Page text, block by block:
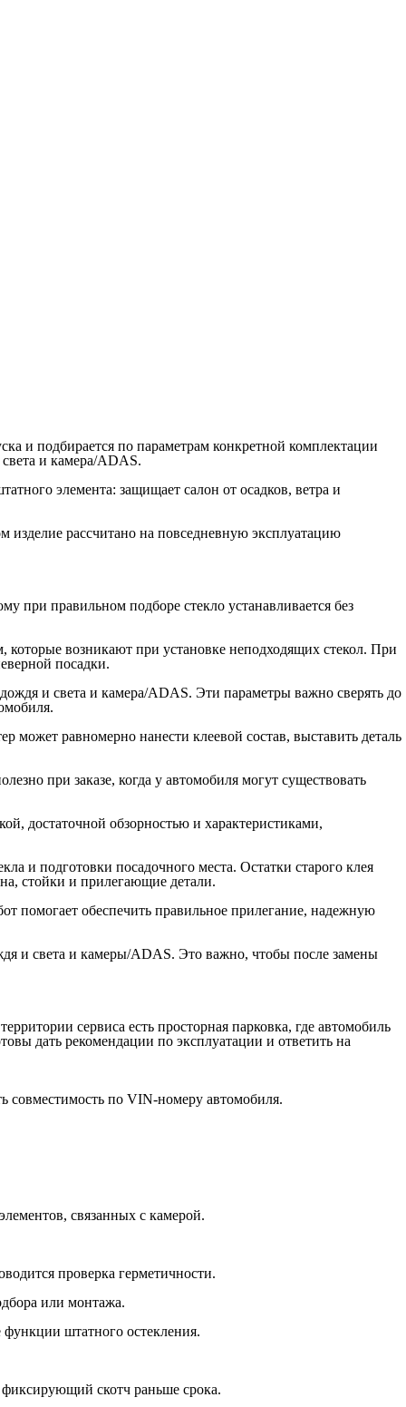
и подбирается по параметрам конкретной комплектации
и камера/ADAS.
элемента: защищает салон от осадков, ветра и
изделие рассчитано на повседневную эксплуатацию
при правильном подборе стекло устанавливается без
которые возникают при установке неподходящих стекол. При
посадки.
и света и камера/ADAS. Эти параметры важно сверять до
равномерно нанести клеевой состав, выставить деталь
при заказе, когда у автомобиля могут существовать
достаточной обзорностью и характеристиками,
и подготовки посадочного места. Остатки старого клея
стойки и прилегающие детали.
помогает обеспечить правильное прилегание, надежную
и света и камеры/ADAS. Это важно, чтобы после замены
сервиса есть просторная парковка, где автомобиль
дать рекомендации по эксплуатации и ответить на
совместимость по VIN-номеру автомобиля.
связанных с камерой.
проверка герметичности.
или монтажа.
штатного остекления.
фиксирующий скотч раньше срока.